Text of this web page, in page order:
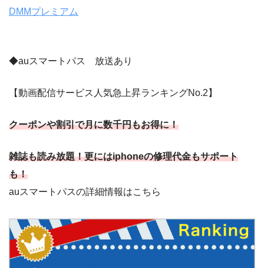
DMMプレミアム
◆auスマートパス 放送あり
【動画配信サービス人気急上昇ランキングNo.2】
クーポンや割引で月に数千円もお得に！
雑誌も読み放題！更にはiphoneの修理代金もサポート
も！
auスマートパスの詳細情報はこちら